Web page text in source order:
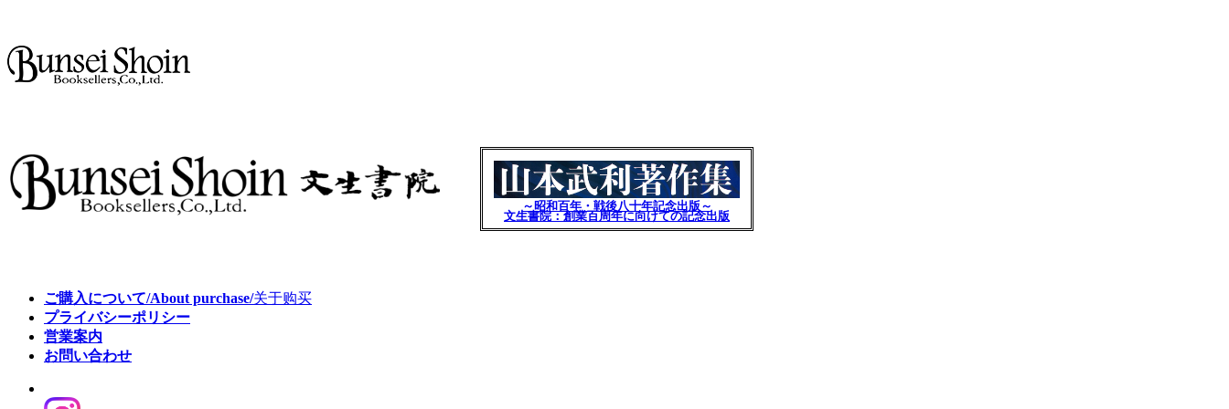
～昭和百年・戦後八十年記念出版～
文生書院：創業百周年に向けての記念出版
ご購入について/About purchase/关于购买
プライバシーポリシー
営業案内
お問い合わせ